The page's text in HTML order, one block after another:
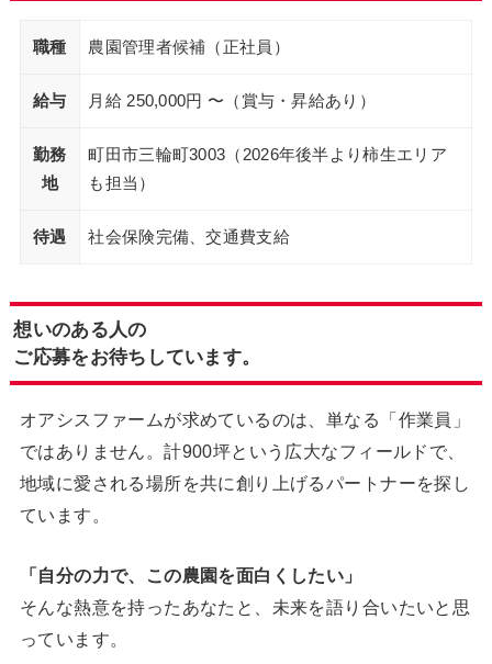
職種 農園管理者候補（正社員）
給与 月給 250,000円 〜（賞与・昇給あり）
勤務
地
町田市三輪町3003（2026年後半より柿生エリア
も担当）
待遇 社会保険完備、交通費支給
想いのある人の
ご応募をお待ちしています。
オアシスファームが求めているのは、単なる「作業員」
ではありません。計900坪という広大なフィールドで、
地域に愛される場所を共に創り上げるパートナーを探し
ています。
「自分の力で、この農園を面白くしたい」
そんな熱意を持ったあなたと、未来を語り合いたいと思
っています。